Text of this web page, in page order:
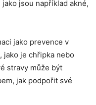
jsou⁣ například​ akné,
jako prevence v
jako je chřipka nebo
stravy může být
jak podpořit⁤ své